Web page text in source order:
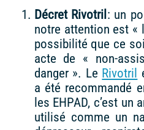
Décret Rivotril : un
notre attention est «
possibilité que ce
acte de « non-
danger ». Le Rivotril
a été recommandé
les EHPAD, c’est
utilisé comme un